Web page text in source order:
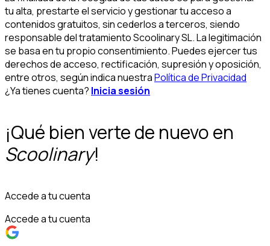
tu alta, prestarte el servicio y gestionar tu acceso a
contenidos gratuitos, sin cederlos a terceros, siendo
responsable del tratamiento Scoolinary SL. La legitimación
se basa en tu propio consentimiento. Puedes ejercer tus
derechos de acceso, rectificación, supresión y oposición,
entre otros, según indica nuestraPolítica de Privacidad
¿Ya tienes cuenta? Inicia sesión
¡Qué bien verte de nuevo en
Scoolinary!
Accede a tu cuenta
Accede a tu cuenta